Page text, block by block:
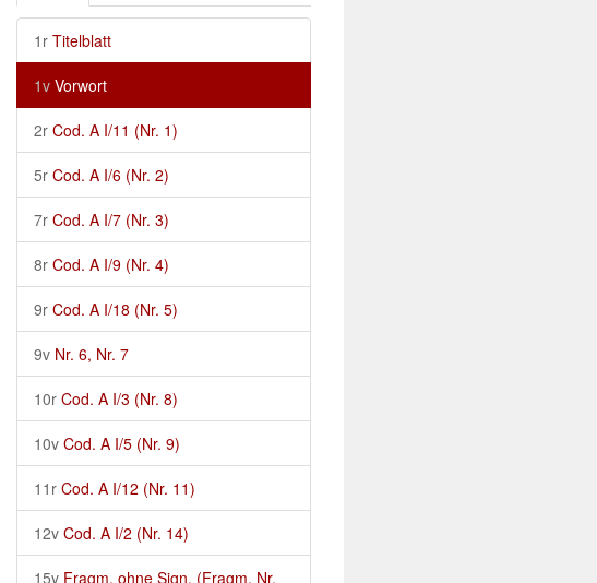
1r Titelblatt
1v Vorwort
2r Cod. A I/11 (Nr. 1)
5r Cod. A I/6 (Nr. 2)
7r Cod. A I/7 (Nr. 3)
8r Cod. A I/9 (Nr. 4)
9r Cod. A I/18 (Nr. 5)
9v Nr. 6, Nr. 7
10r Cod. A I/3 (Nr. 8)
10v Cod. A I/5 (Nr. 9)
11r Cod. A I/12 (Nr. 11)
12v Cod. A I/2 (Nr. 14)
15v Fragm. ohne Sign. (Fragm. Nr.